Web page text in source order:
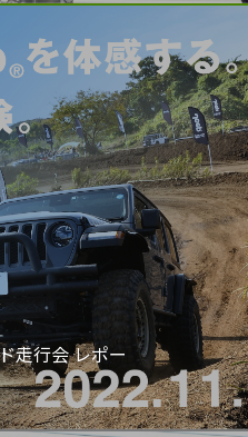
走行会 レポー